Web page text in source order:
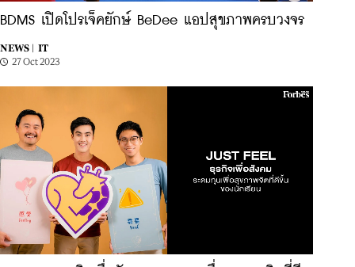
BDMS เปิดโปรเจ็คยักษ์ BeDee แอปสุขภาพครบวงจร
NEWS |
IT
27 Oct 2023